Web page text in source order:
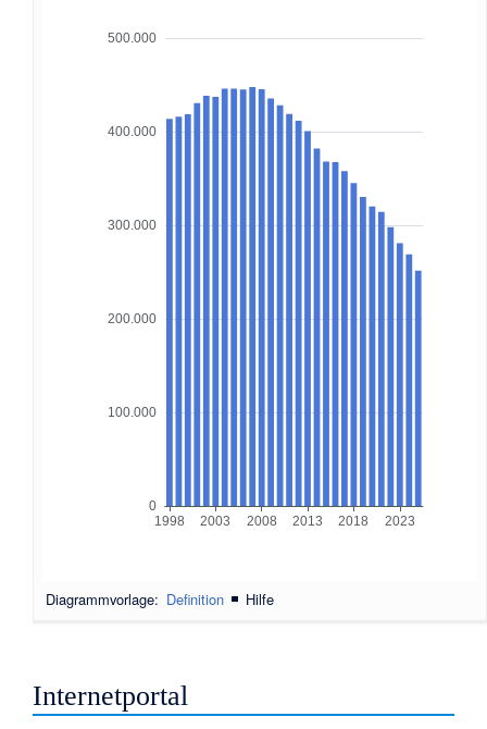
0
100.000
200.000
300.000
400.000
500.000
1998 2003 2008 2013 2018 2023
Diagrammvorlage: Definition Hilfe
Internetportal